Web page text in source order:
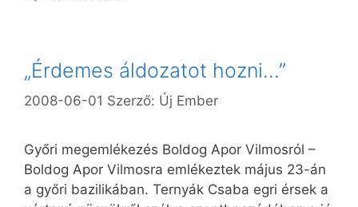
„Érdemes áldozatot hozni…”
2008-06-01 Szerző: Új Ember
Győri megemlékezés Boldog Apor Vilmosról –
Boldog Apor Vilmosra emlékeztek május 23-án
a győri bazilikában. Ternyák Csaba egri érsek a